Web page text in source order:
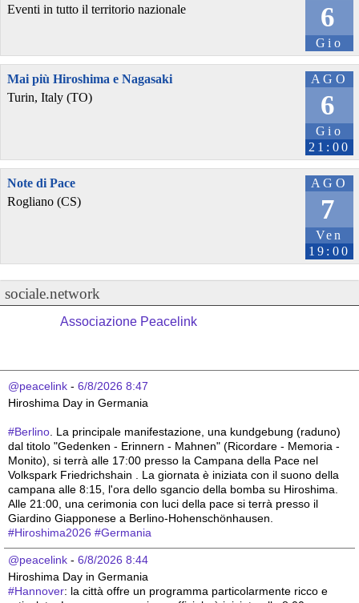
6
Gio
Eventi in tutto il territorio nazionale
AGO
6
Gio
21:00
Mai più Hiroshima e Nagasaki
Turin, Italy (TO)
AGO
7
Ven
19:00
Note di Pace
Rogliano (CS)
sociale.network
Associazione Peacelink
@peacelink - 6/8/2026 8:47
Hiroshima Day in Germania
#Berlino . La principale manifestazione, una kundgebung (raduno)
dal titolo "Gedenken - Erinnern - Mahnen" (Ricordare - Memoria -
Monito), si terrà alle 17:00 presso la Campana della Pace nel
Volkspark Friedrichshain . La giornata è iniziata con il suono della
campana alle 8:15, l'ora dello sgancio della bomba su Hiroshima.
Alle 21:00, una cerimonia con luci della pace si terrà presso il
Giardino Giapponese a Berlino-Hohenschönhausen.
#Hiroshima2026 #Germania
@peacelink - 6/8/2026 8:44
Hiroshima Day in Germania
#Hannover: la città offre un programma particolarmente ricco e